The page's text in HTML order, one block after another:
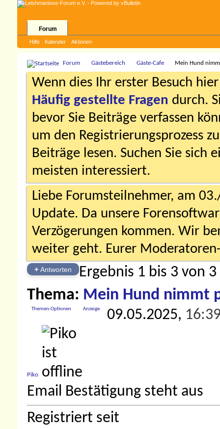
Forum
Hilfe Kalender Aktionen
Forum Gästebereich Gäste-Cafe Mein Hund
Wenn dies Ihr erster Besuch
Häufig gestellte Fragen durch.
bevor Sie Beiträge verfassen
um den Registrierungsprozess
Beiträge lesen. Suchen Sie sich
meisten interessiert.
Liebe Forumsteilnehmer, am
Update. Da unsere
Verzögerungen kommen. Wir
weiter geht. Eurer
+Antworten Ergebnis 1 bis 3 von 3
Thema: Mein Hund nimmt
Themen-Optionen Anzeige 09.05.2025,
Piko
Email Bestätigung steht aus
Registriert seit